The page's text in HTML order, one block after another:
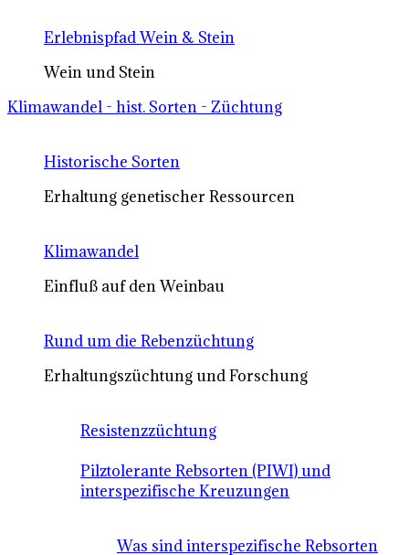
Erlebnispfad Wein & Stein
Wein und Stein
Klimawandel - hist. Sorten - Züchtung
Historische Sorten
Erhaltung genetischer Ressourcen
Klimawandel
Einfluß auf den Weinbau
Rund um die Rebenzüchtung
Erhaltungszüchtung und Forschung
Resistenzzüchtung
Pilztolerante Rebsorten (PIWI) und
interspezifische Kreuzungen
Was sind interspezifische Rebsorten